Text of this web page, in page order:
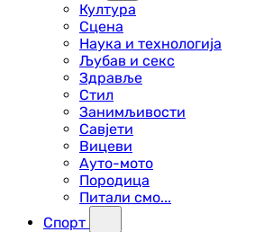
Култура
Сцена
Наука и технологија
Љубав и секс
Здравље
Стил
Занимљивости
Савјети
Вицеви
Ауто-мото
Породица
Питали смо...
Спорт